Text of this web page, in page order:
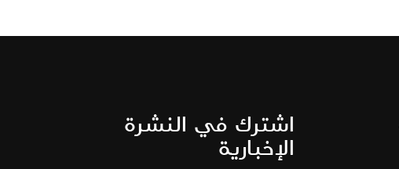
اشترك في النشرة
الإخبارية